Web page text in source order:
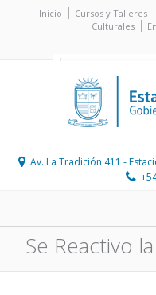
Inicio Cursos y Talleres
Culturales
Av. La Tradición 411 -
Se Reactivo